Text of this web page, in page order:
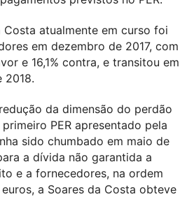
Costa atualmente em curso foi
em dezembro de 2017, com
e 16,1% contra, e transitou em
2018.
da dimensão do perdão
PER apresentado pela
sido chumbado em maio de
a dívida não garantida a
e a fornecedores, na ordem
a Soares da Costa obteve